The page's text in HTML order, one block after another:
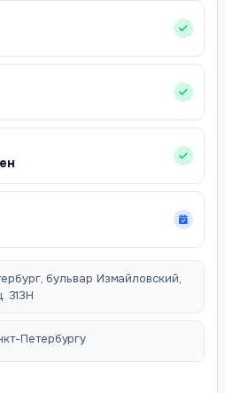
бульвар Измайловский,
313Н
Петербургу